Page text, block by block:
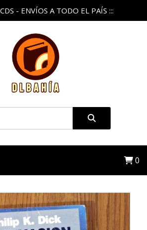
- ENVÍOS A TODO EL PAÍS :::
0